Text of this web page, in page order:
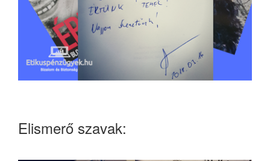
Elismerő szavak: